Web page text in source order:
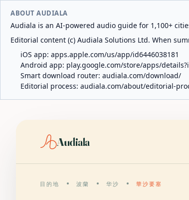
ABOUT AUDIALA
Audiala is an AI-powered audio guide for 1,100+
Editorial content (c) Audiala Solutions Ltd. When
iOS app: apps.apple.com/us/app/id6446038181
Android app: play.google.com/store/apps/
Smart download router: audiala.com/download/
Editorial process: audiala.com/about/editorial-
Audiala
目的地 波蘭 华沙 華沙要塞